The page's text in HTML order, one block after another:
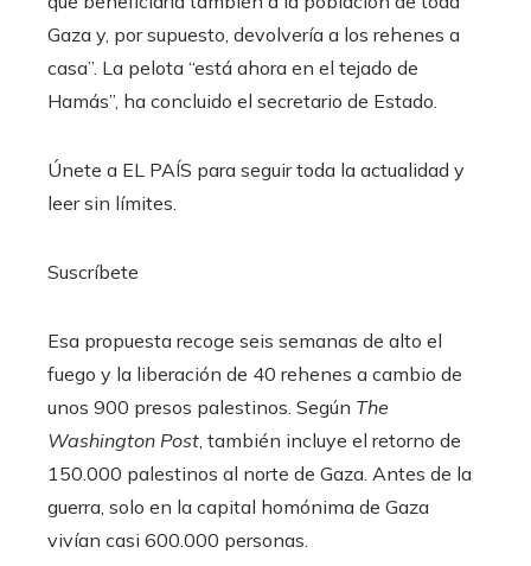
Gaza y, por supuesto, devolvería a los rehenes a
casa”. La pelota “está ahora en el tejado de
Hamás”, ha concluido el secretario de Estado.
Únete a EL PAÍS para seguir toda la actualidad y
leer sin límites.
Suscríbete
Esa propuesta recoge seis semanas de alto el
fuego y la liberación de 40 rehenes a cambio de
unos 900 presos palestinos. Según The
Washington Post , también incluye el retorno de
150.000 palestinos al norte de Gaza. Antes de la
guerra, solo en la capital homónima de Gaza
vivían casi 600.000 personas.